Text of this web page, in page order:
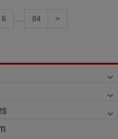
6 84 >